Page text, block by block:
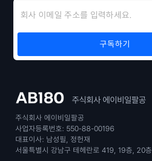
주식회사 에이비일팔공
주식회사 에이비일팔공
사업자등록번호: 550-88-00196
대표이사: 남성필, 정헌재
서울특별시 강남구 테헤란로 419, 19층, 20층